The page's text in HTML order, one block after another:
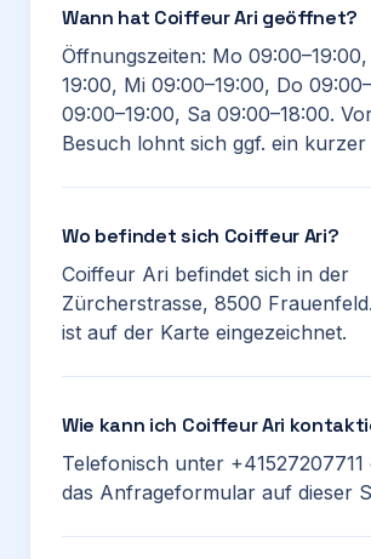
Wann hat Coiffeur Ari geöffnet?
Öffnungszeiten: Mo
19:00, Mi 09:00–19:00, Do
09:00–19:00, Sa 09:00–18:00.
Besuch lohnt sich ggf. ein
Wo befindet sich Coiffeur Ari?
Coiffeur Ari befindet sich in der
Zürcherstrasse, 8500
ist auf der Karte eingezeichnet.
Wie kann ich Coiffeur Ari
Telefonisch unter
das Anfrageformular auf dieser